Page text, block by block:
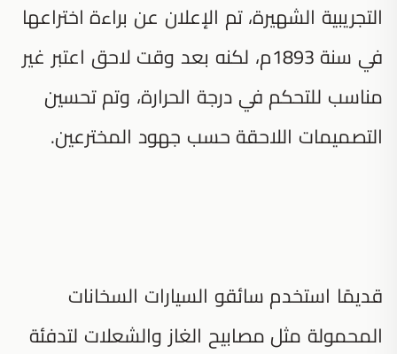
التجريبية الشهيرة، تم الإعلان عن براءة اختراعها
في سنة 1893م، لكنه بعد وقت لاحق اعتبر غير
مناسب للتحكم في درجة الحرارة، وتم تحسين
التصميمات اللاحقة حسب جهود المخترعين.
قديمًا استخدم سائقو السيارات السخانات
المحمولة مثل مصابيح الغاز والشعلات لتدفئة